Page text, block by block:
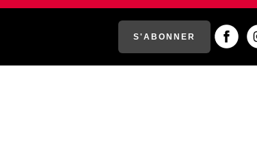
S'ABONNER